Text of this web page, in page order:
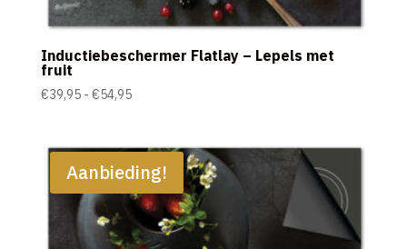
Inductiebeschermer Flatlay – Lepels met
fruit
€39,95 - €54,95Prijsklasse:
€54,95
Aanbieding!